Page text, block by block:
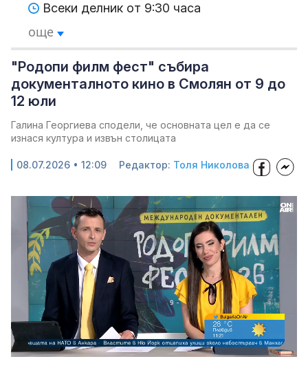
Всеки делник от 9:30 часа
още
"Родопи филм фест" събира
документалното кино в Смолян от 9 до
12 юли
Галина Георгиева сподели, че основната цел е да се
изнася култура и извън столицата
08.07.2026 • 12:09 Редактор: Толя Николова
Unmute Loaded:
8.97%